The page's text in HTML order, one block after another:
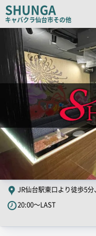
コ
ピ
SHUNGA
キャバクラ仙台市その他
店
JR仙台駅東口より徒歩5
20:00～LAST